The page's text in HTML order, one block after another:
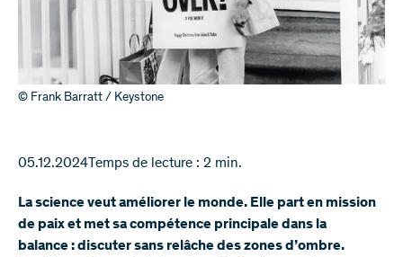
© Frank Barratt / Keystone
05.12.2024 Temps de lecture : 2 min.
La science veut améliorer le monde. Elle part en mission
de paix et met sa compétence principale dans la
balance : discuter sans relâche des zones d’ombre.